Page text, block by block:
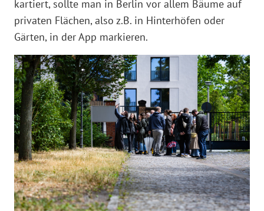
kartiert, sollte man in Berlin vor allem Bäume auf
privaten Flächen, also z.B. in Hinterhöfen oder
Gärten, in der App markieren.